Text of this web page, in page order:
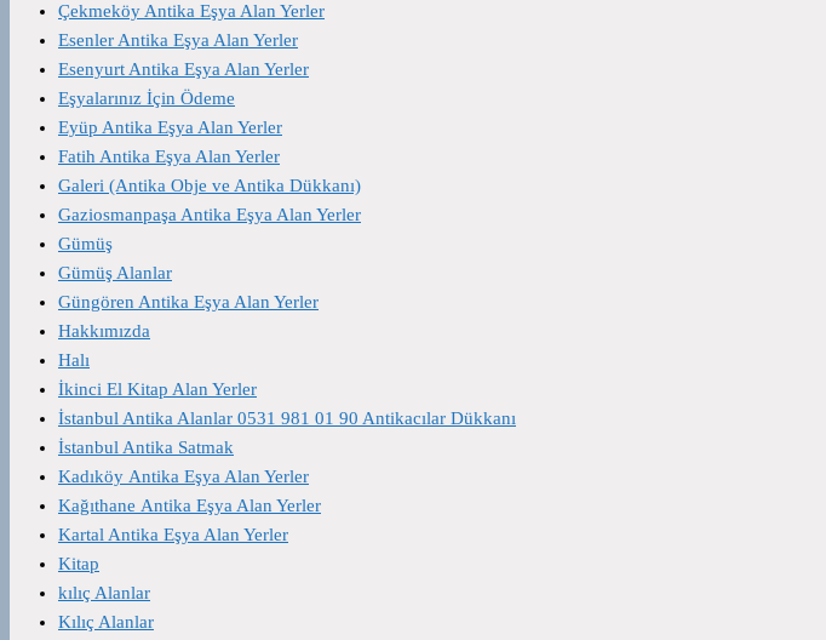
Çekmeköy Antika Eşya Alan Yerler
Esenler Antika Eşya Alan Yerler
Esenyurt Antika Eşya Alan Yerler
Eşyalarınız İçin Ödeme
Eyüp Antika Eşya Alan Yerler
Fatih Antika Eşya Alan Yerler
Galeri (Antika Obje ve Antika Dükkanı)
Gaziosmanpaşa Antika Eşya Alan Yerler
Gümüş
Gümüş Alanlar
Güngören Antika Eşya Alan Yerler
Hakkımızda
Halı
İkinci El Kitap Alan Yerler
İstanbul Antika Alanlar 0531 981 01 90 Antikacılar Dükkanı
İstanbul Antika Satmak
Kadıköy Antika Eşya Alan Yerler
Kağıthane Antika Eşya Alan Yerler
Kartal Antika Eşya Alan Yerler
Kitap
kılıç Alanlar
Kılıç Alanlar